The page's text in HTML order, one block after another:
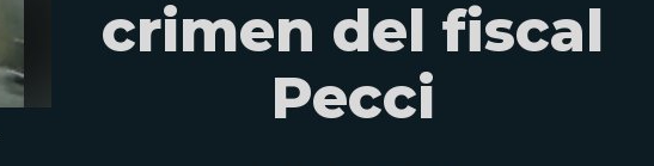
crimen del fiscal
Pecci